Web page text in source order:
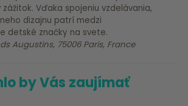
Vďaka spojeniu vzdelávania,
dizajnu patrí medzi
detské značky na svete.
Augustins, 75006 Paris, France
by Vás zaujímať